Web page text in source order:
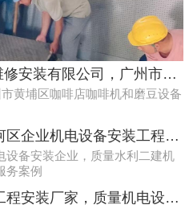
效率高且稳定海珠10kV配电房运行维护服务，减小问题可能性
广州市黄埔区机电设备维修安装有限公司，广州市黄埔区咖啡店咖啡机和磨豆设备安装案例
黄埔区咖啡店咖啡机和磨豆设备
广州市天河区企业机电设备安装工程，质量水利二建机电设备安装服务案例
设备安装企业，质量水利二建机
务案例
机电设备工程安装厂家，质量机电设备安装工程厂家提供景区机电设备安装工程案例分享